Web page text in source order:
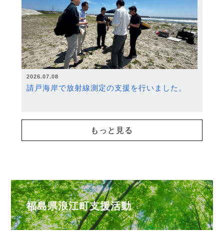
2026.07.08
請戸海岸で放射線測定の支援を行いました。
もっと見る
福島県浪江町支援活動